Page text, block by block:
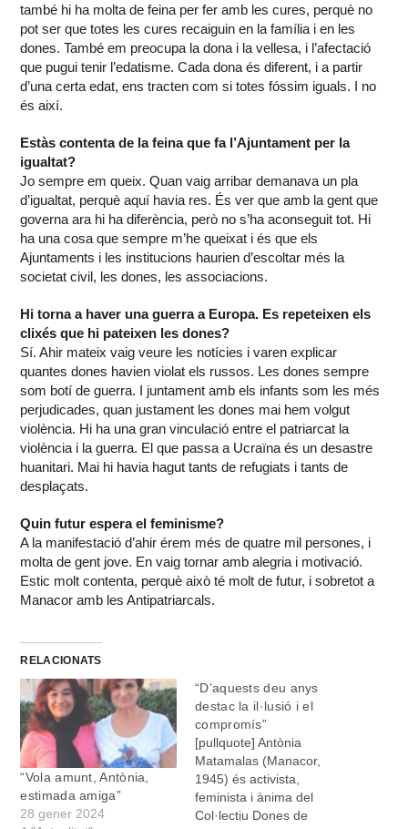
també hi ha molta de feina per fer amb les cures, perquè no
pot ser que totes les cures recaiguin en la família i en les
dones. També em preocupa la dona i la vellesa, i l’afectació
que pugui tenir l’edatisme. Cada dona és diferent, i a partir
d’una certa edat, ens tracten com si totes fóssim iguals. I no
és així.
Estàs contenta de la feina que fa l’Ajuntament per la
igualtat?
Jo sempre em queix. Quan vaig arribar demanava un pla
d’igualtat, perquè aquí havia res. És ver que amb la gent que
governa ara hi ha diferència, però no s’ha aconseguit tot. Hi
ha una cosa que sempre m’he queixat i és que els
Ajuntaments i les institucions haurien d’escoltar més la
societat civil, les dones, les associacions.
Hi torna a haver una guerra a Europa. Es repeteixen els
clixés que hi pateixen les dones?
Sí. Ahir mateix vaig veure les notícies i varen explicar
quantes dones havien violat els russos. Les dones sempre
som botí de guerra. I juntament amb els infants som les més
perjudicades, quan justament les dones mai hem volgut
violència. Hi ha una gran vinculació entre el patriarcat la
violència i la guerra. El que passa a Ucraïna és un desastre
huanitari. Mai hi havia hagut tants de refugiats i tants de
desplaçats.
Quin futur espera el feminisme?
A la manifestació d’ahir érem més de quatre mil persones, i
molta de gent jove. En vaig tornar amb alegria i motivació.
Estic molt contenta, perquè això té molt de futur, i sobretot a
Manacor amb les Antipatriarcals.
RELACIONATS
“Vola amunt, Antònia,
estimada amiga”
28 gener 2024
“D’aquests deu anys
destac la il·lusió i el
compromís”
[pullquote] Antònia
Matamalas (Manacor,
1945) és activista,
feminista i ànima del
Col·lectiu Dones de